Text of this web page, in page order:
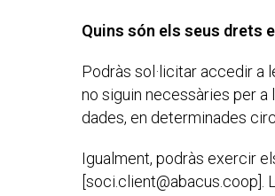
Quins són els seus drets
Podràs sol·licitar accedir a
no siguin necessàries per
dades, en determinades
Igualment, podràs exercir